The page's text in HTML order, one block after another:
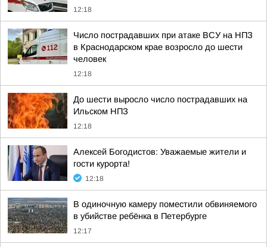
12:18
Число пострадавших при атаке ВСУ на НПЗ
в Краснодарском крае возросло до шести
человек
12:18
До шести выросло число пострадавших на
Ильском НПЗ
12:18
Алексей Богодистов: Уважаемые жители и
гости курорта!
12:18
В одиночную камеру поместили обвиняемого
в убийстве ребёнка в Петербурге
12:17